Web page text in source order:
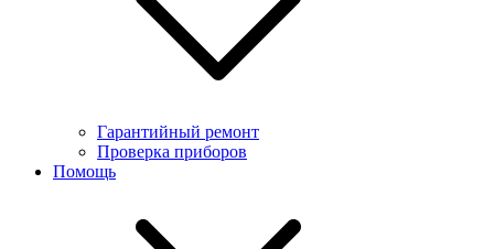
Гарантийный ремонт
Проверка приборов
Помощь